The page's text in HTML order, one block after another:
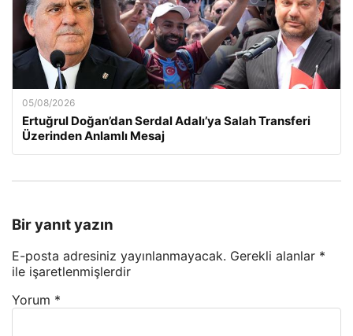
05/08/2026
Ertuğrul Doğan’dan Serdal Adalı’ya Salah Transferi
Üzerinden Anlamlı Mesaj
Bir yanıt yazın
E-posta adresiniz yayınlanmayacak. Gerekli alanlar *
ile işaretlenmişlerdir
Yorum *